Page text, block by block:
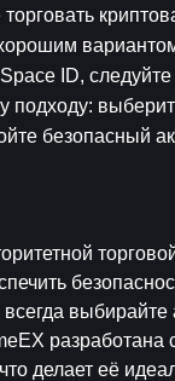
торговать
ID, следуйте
подходу:
безопасный
выбирайте
разработана
делает её